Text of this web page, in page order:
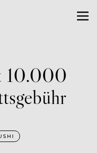
10.000